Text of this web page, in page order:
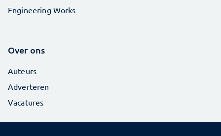
Engineering Works
Over ons
Auteurs
Adverteren
Vacatures